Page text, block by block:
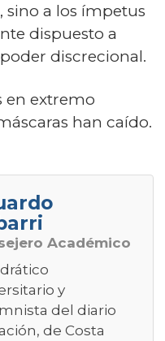
a los ímpetus
dispuesto a
discrecional.
en extremo
han caído.
Académico
y
del diario
de Costa